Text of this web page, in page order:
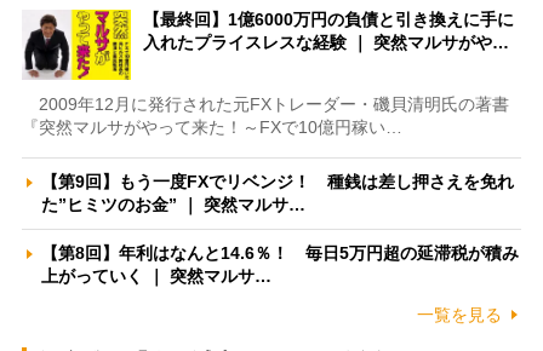
【最終回】1億6000万円の負債と引き換えに手に
入れたプライスレスな経験 ｜ 突然マルサがや…
2009年12月に発行された元FXトレーダー・磯貝清明氏の著書
『突然マルサがやって来た！～FXで10億円稼い…
【第9回】もう一度FXでリベンジ！ 種銭は差し押さえを免れ
た”ヒミツのお金” ｜ 突然マルサ…
【第8回】年利はなんと14.6％！ 毎日5万円超の延滞税が積み
上がっていく ｜ 突然マルサ…
一覧を見る